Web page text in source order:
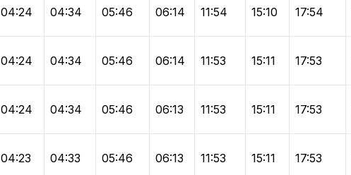
04:24 04:34 05:46 06:14 11:54 15:10 17:54
04:24 04:34 05:46 06:14 11:53 15:11 17:53
04:24 04:34 05:46 06:13 11:53 15:11 17:53
04:23 04:33 05:46 06:13 11:53 15:11 17:53